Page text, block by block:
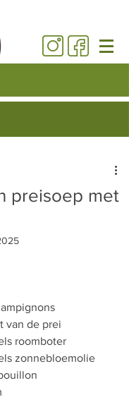
preisoep met
van de prei
roomboter
zonnebloemolie